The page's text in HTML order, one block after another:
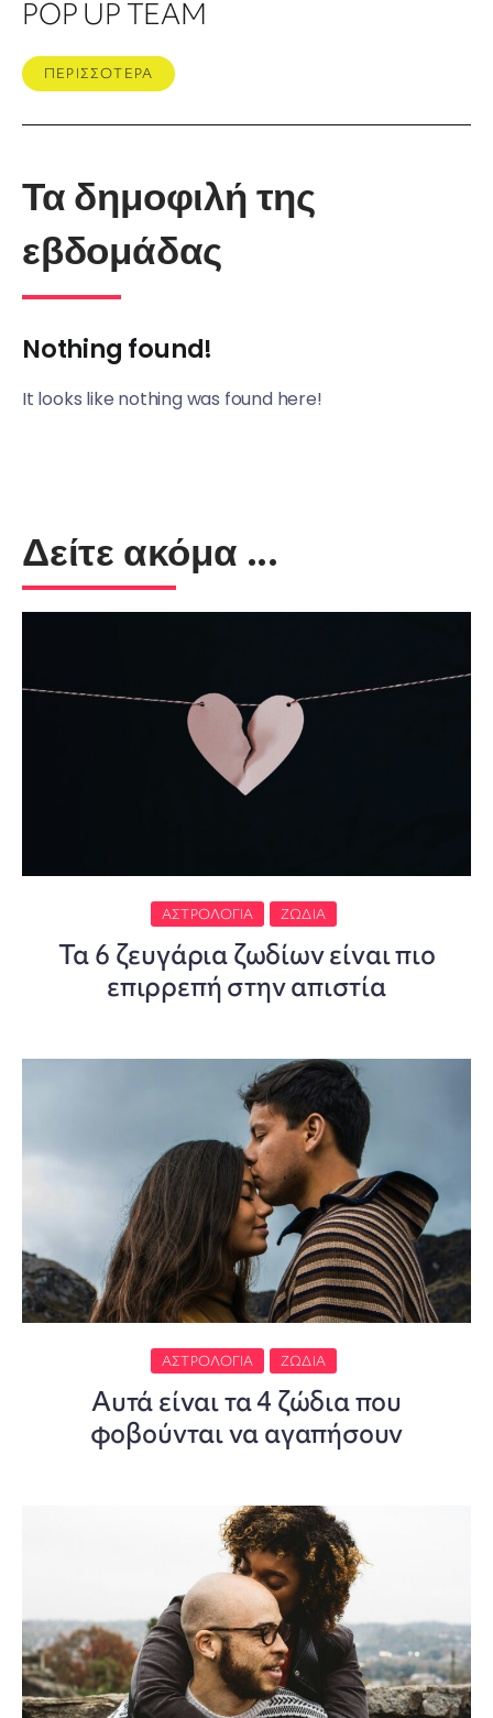
POP UP TEAM
ΠΕΡΙΣΣΟΤΕΡΑ
Τα δημοφιλή της
εβδομάδας
Nothing found!
It looks like nothing was found here!
Δείτε ακόμα ...
ΑΣΤΡΟΛΟΓΊΑ ΖΏΔΙΑ
Τα 6 ζευγάρια ζωδίων είναι πιο
επιρρεπή στην απιστία
ΑΣΤΡΟΛΟΓΊΑ ΖΏΔΙΑ
Αυτά είναι τα 4 ζώδια που
φοβούνται να αγαπήσουν